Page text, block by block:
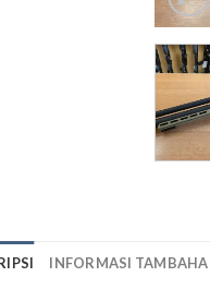
INFORMASI